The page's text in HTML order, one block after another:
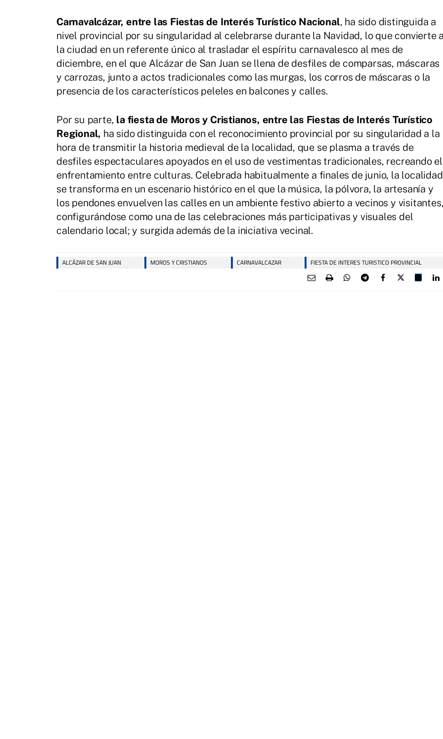
Carnavalcázar, entre las Fiestas de Interés Turístico Nacional, ha sido distinguida a
nivel provincial por su singularidad al celebrarse durante la Navidad, lo que convierte
la ciudad en un referente único al trasladar el espíritu carnavalesco al mes de
diciembre, en el que Alcázar de San Juan se llena de desfiles de comparsas, máscaras
y carrozas, junto a actos tradicionales como las murgas, los corros de máscaras o la
presencia de los característicos peleles en balcones y calles.
Por su parte, la fiesta de Moros y Cristianos, entre las Fiestas de Interés Turístico
Regional, ha sido distinguida con el reconocimiento provincial por su singularidad a la
hora de transmitir la historia medieval de la localidad, que se plasma a través de
desfiles espectaculares apoyados en el uso de vestimentas tradicionales, recreando el
enfrentamiento entre culturas. Celebrada habitualmente a finales de junio, la localidad
se transforma en un escenario histórico en el que la música, la pólvora, la artesanía y
los pendones envuelven las calles en un ambiente festivo abierto a vecinos y
configurándose como una de las celebraciones más participativas y visuales del
calendario local; y surgida además de la iniciativa vecinal.
ALCÁZAR DE SAN JUAN MOROS Y CRISTIANOS CARNAVALCAZAR FIESTA DE INTERES TURISTICO PROVINCIAL